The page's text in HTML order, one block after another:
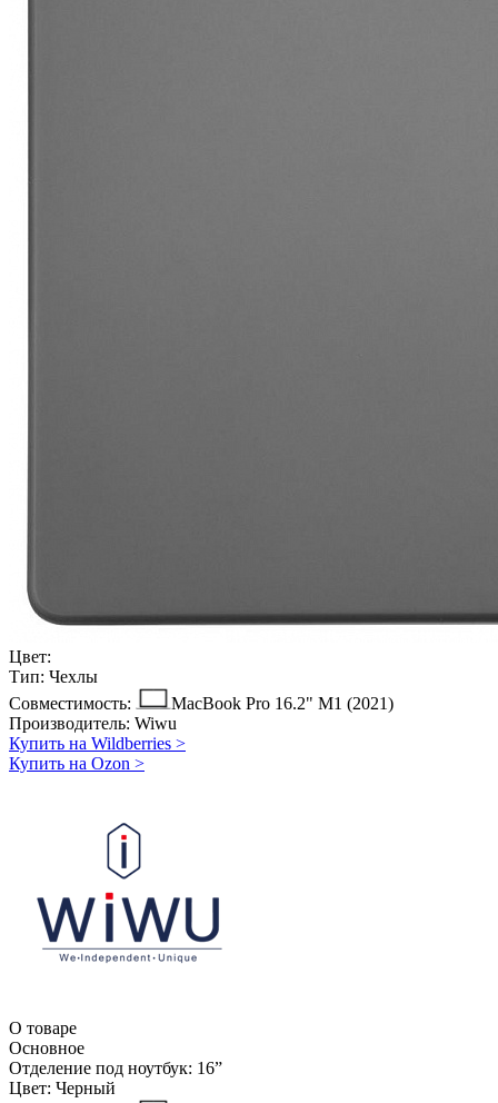
Цвет:
Тип: Чехлы
Совместимость:
MacBook Pro 16.2" M1 (2021)
Производитель: Wiwu
Купить на Wildberries >
Купить на Ozon >
О товаре
Основное
Отделение под ноутбук: 16ˮ
Цвет: Черный